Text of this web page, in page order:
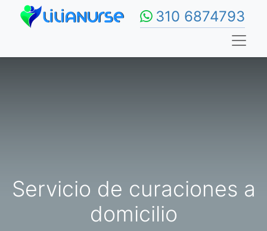
310 6874793
Servicio de curaciones a
domicilio